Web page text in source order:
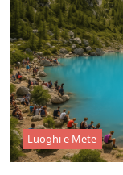
Luoghi e Mete